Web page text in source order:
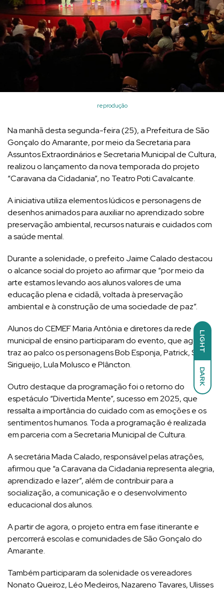
LIGHT
DARK
reprodução
Na manhã desta segunda-feira (25), a Prefeitura de São
Gonçalo do Amarante, por meio da Secretaria para
Assuntos Extraordinários e Secretaria Municipal de Cultura,
realizou o lançamento da nova temporada do projeto
“Caravana da Cidadania”, no Teatro Poti Cavalcante.
A iniciativa utiliza elementos lúdicos e personagens de
desenhos animados para auxiliar no aprendizado sobre
preservação ambiental, recursos naturais e cuidados com
a saúde mental.
Durante a solenidade, o prefeito Jaime Calado destacou
o alcance social do projeto ao afirmar que “por meio da
arte estamos levando aos alunos valores de uma
educação plena e cidadã, voltada à preservação
ambiental e à construção de uma sociedade de paz”.
Alunos do CEMEF Maria Antônia e diretores da rede
municipal de ensino participaram do evento, que agora
traz ao palco os personagens Bob Esponja, Patrick, Seu
Sirigueijo, Lula Molusco e Plâncton.
Outro destaque da programação foi o retorno do
espetáculo “Divertida Mente”, sucesso em 2025, que
ressalta a importância do cuidado com as emoções e os
sentimentos humanos. Toda a programação é realizada
em parceria com a Secretaria Municipal de Cultura.
A secretária Mada Calado, responsável pelas atrações,
afirmou que “a Caravana da Cidadania representa alegria,
aprendizado e lazer”, além de contribuir para a
socialização, a comunicação e o desenvolvimento
educacional dos alunos.
A partir de agora, o projeto entra em fase itinerante e
percorrerá escolas e comunidades de São Gonçalo do
Amarante.
Também participaram da solenidade os vereadores
Nonato Queiroz, Léo Medeiros, Nazareno Tavares, Ulisses